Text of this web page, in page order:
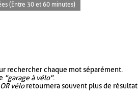
(Entre 30 et 60 minutes)
rechercher chaque mot séparément.
"garage à vélo".
véloretournera souvent plus de résultat